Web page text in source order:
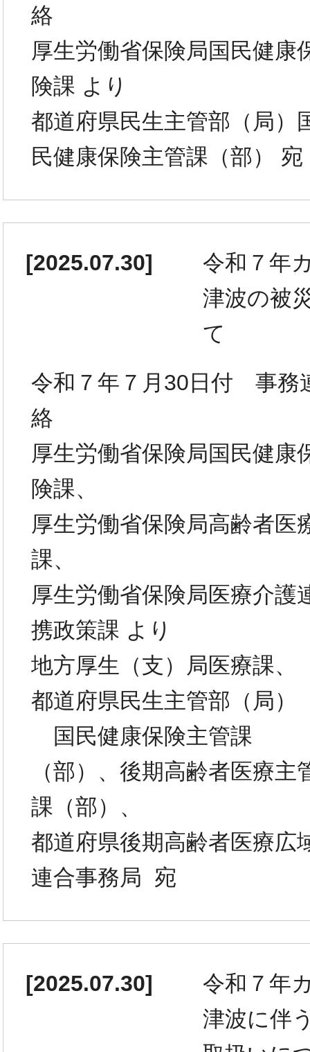
絡
厚生労働省保険局国民健康
険課 より
都道府県民生主管部（局）
民健康保険主管課（部） 宛
[2025.07.30]
令和７年
津波の被
て
令和７年７月30日付 事務
絡
厚生労働省保険局国民健康
険課、
厚生労働省保険局高齢者医
課、
厚生労働省保険局医療介護
携政策課 より
地方厚生（支）局医療課、
都道府県民生主管部（局）
国民健康保険主管課
（部）、後期高齢者医療主
課（部）、
都道府県後期高齢者医療広
連合事務局 宛
[2025.07.30]
令和７年
津波に伴